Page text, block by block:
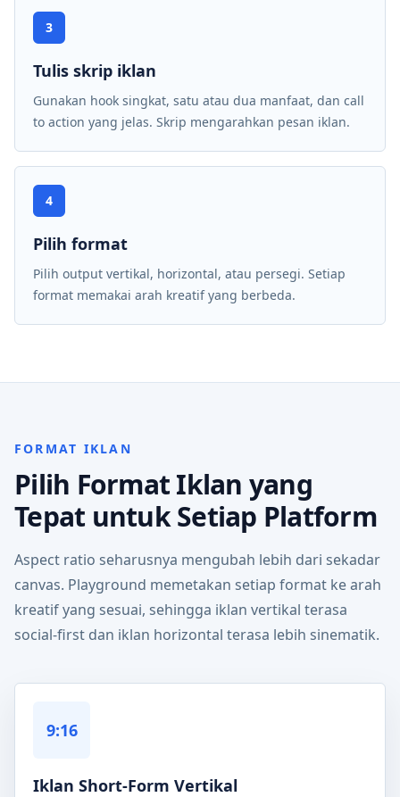
3
Tulis skrip iklan
Gunakan hook singkat, satu atau dua manfaat, dan call
to action yang jelas. Skrip mengarahkan pesan iklan.
4
Pilih format
Pilih output vertikal, horizontal, atau persegi. Setiap
format memakai arah kreatif yang berbeda.
FORMAT IKLAN
Pilih Format Iklan yang
Tepat untuk Setiap Platform
Aspect ratio seharusnya mengubah lebih dari sekadar
canvas. Playground memetakan setiap format ke arah
kreatif yang sesuai, sehingga iklan vertikal terasa
social-first dan iklan horizontal terasa lebih sinematik.
9:16
Iklan Short-Form Vertikal